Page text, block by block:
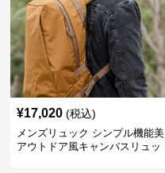
¥17,020 (税込)
メンズリュック シンプル機能美
アウトドア風キャンバスリュッ